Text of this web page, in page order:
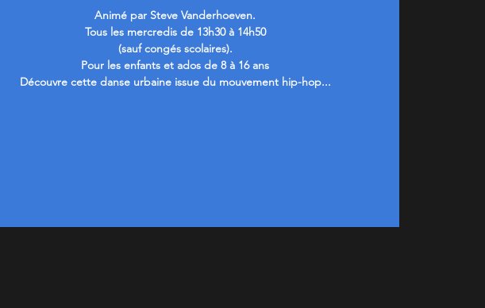
Animé par Steve Vanderhoeven.
Tous les mercredis de 13h30 à 14h50
(sauf congés scolaires).
Pour les enfants et ados de 8 à 16 ans
Découvre cette danse urbaine issue du mouvement hip-hop...